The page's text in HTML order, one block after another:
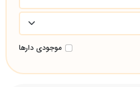
موجودی دارها